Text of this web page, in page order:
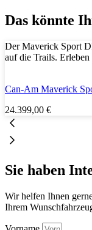
Das könnte
Der Maverick Sport
auf die Trails.
Can-Am Maverick
24.399,00 €
Sie haben
Wir helfen Ihnen
Ihrem